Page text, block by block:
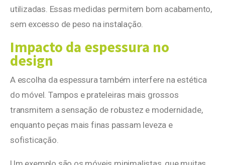
utilizadas. Essas medidas permitem bom acabamento,
sem excesso de peso na instalação.
Impacto da espessura no
design
A escolha da espessura também interfere na estética
do móvel. Tampos e prateleiras mais grossos
transmitem a sensação de robustez e modernidade,
enquanto peças mais finas passam leveza e
sofisticação.